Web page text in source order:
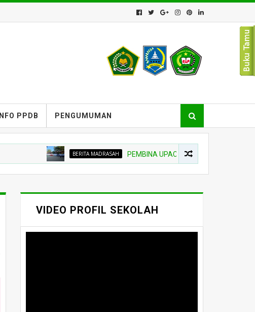
INFO PPDB PENGUMUMAN
BERITA MADRASAH PEMBINA UPACARA TEKANKAN NIAT
VIDEO PROFIL SEKOLAH